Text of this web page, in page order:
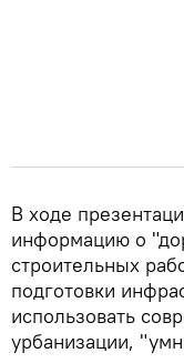
В ходе
информацию о
строительных
подготовки
использовать
урбанизации,